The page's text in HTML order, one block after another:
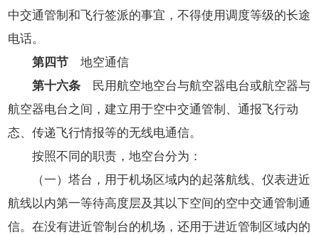
中交通管制和飞行签派的事宜，不得使用调度等级的长途
电话。
第四节 地空通信
第十六条民用航空地空台与航空器电台或航空器与
航空器电台之间，建立用于空中交通管制、通报飞行动
态、传递飞行情报等的无线电通信。
按照不同的职责，地空台分为：
（一）塔台，用于机场区域内的起落航线、仪表进近
航线以内第一等待高度层及其以下空间的空中交通管制通
信。在没有进近管制台的机场，还用于进近管制区域内的